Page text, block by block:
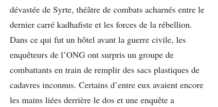
dévastée de Syrte, théâtre de combats acharnés entre le
dernier carré kadhafiste et les forces de la rébellion.
Dans ce qui fut un hôtel avant la guerre civile, les
enquêteurs de l’ONG ont surpris un groupe de
combattants en train de remplir des sacs plastiques de
cadavres inconnus. Certains d’entre eux avaient encore
les mains liées derrière le dos et une enquête a